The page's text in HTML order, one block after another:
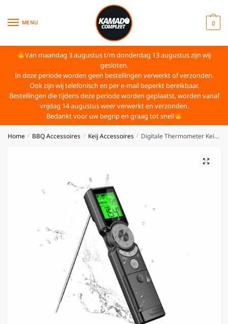
MENU 0
Van maandag 3 augustus t/m donderdag 13 augustus zijn wij
gesloten.
In deze periode worden geen bestellingen verwerkt of verzonden.
Ook zijn wij telefonisch en per e-mail beperkt bereikbaar.
Bestellingen die tijdens deze periode worden geplaatst, worden vanaf
vrijdag 14 augustus weer verwerkt en verzonden.
Bedankt voor uw begrip en graag tot snel!
Home / BBQ Accessoires / Keij Accessoires / Digitale Thermometer Keij Kamado